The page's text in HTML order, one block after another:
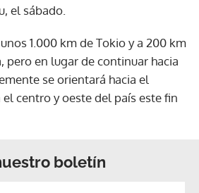
el sábado.
1.000 km de Tokio y a 200 km
pero en lugar de continuar hacia
se orientará hacia el
centro y oeste del país este fin
boletín